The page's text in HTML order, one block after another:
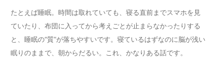
たとえば睡眠。時間は取れていても、寝る直前までスマホを見
ていたり、布団に入ってから考えごとが止まらなかったりする
と、睡眠の“質”が落ちやすいです。寝ているはずなのに脳が浅い
眠りのままで、朝からだるい。これ、かなりある話です。